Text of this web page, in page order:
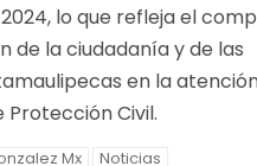
lo que refleja el
de la ciudadanía y de las
en la
Civil.
Mx
Noticias